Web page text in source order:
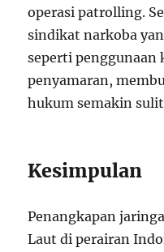
operasi patrolling.
sindikat narkoba
seperti penggunaan
penyamaran,
hukum semakin
Kesimpulan
Penangkapan
Laut di perairan